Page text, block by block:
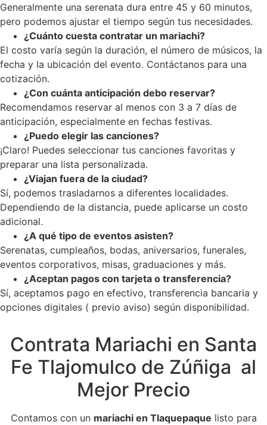
Generalmente una serenata dura entre 45 y 60 minutos,
pero podemos ajustar el tiempo según tus necesidades.
¿Cuánto cuesta contratar un mariachi?
El costo varía según la duración, el número de músicos, la
fecha y la ubicación del evento. Contáctanos para una
cotización.
¿Con cuánta anticipación debo reservar?
Recomendamos reservar al menos con 3 a 7 días de
anticipación, especialmente en fechas festivas.
¿Puedo elegir las canciones?
¡Claro! Puedes seleccionar tus canciones favoritas y
preparar una lista personalizada.
¿Viajan fuera de la ciudad?
Sí, podemos trasladarnos a diferentes localidades.
Dependiendo de la distancia, puede aplicarse un costo
adicional.
¿A qué tipo de eventos asisten?
Serenatas, cumpleaños, bodas, aniversarios, funerales,
eventos corporativos, misas, graduaciones y más.
¿Aceptan pagos con tarjeta o transferencia?
Sí, aceptamos pago en efectivo, transferencia bancaria y
opciones digitales ( previo aviso) según disponibilidad.
Contrata Mariachi en Santa
Fe Tlajomulco de Zúñiga al
Mejor Precio
Contamos con un mariachi en Tlaquepaque listo para